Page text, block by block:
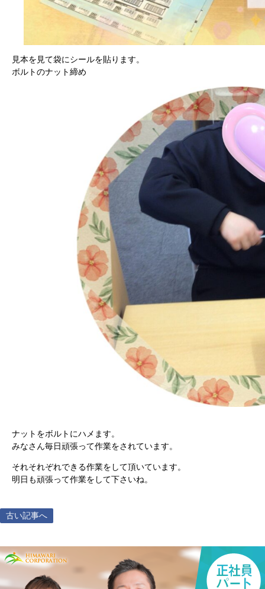
見本を見て袋にシールを貼ります。
ボルトのナット締め
ナットをボルトにハメます。
みなさん毎日頑張って作業をされています。
それそれぞれできる作業をして頂いています。
明日も頑張って作業をして下さいね。
古い記事へ